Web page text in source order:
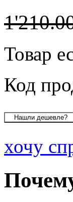
Товар
Код
хочу